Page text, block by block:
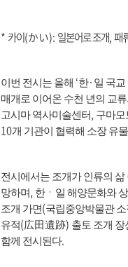
* 카이(かい): 일본어로 조개,패
이번 전시는 올해 ‘한· 일 국
매개로 이어온 수천 년의 교
고시마 역사미술센터, 구마
10개 기관이 협력해 소장 유
전시에서는 조개가 인류의
망하며, 한ㆍ 일 해양문화와
조개 가면(국립중앙박물관 소
유적(広田遺跡) 출토 조개 장
함께 전시된다.